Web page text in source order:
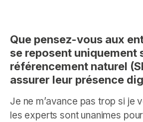
Que pensez-vous aux
se reposent uniquement
référencement naturel
assurer leur présence
Je ne m’avance pas trop si je
les experts sont unanimes